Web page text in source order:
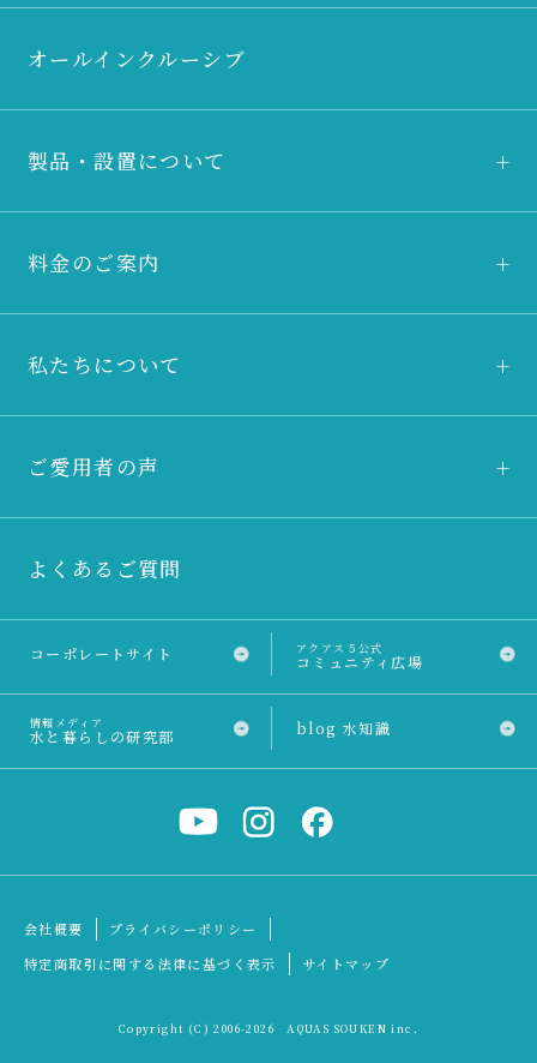
オールインクルーシブ
製品・設置について
料金のご案内
私たちについて
ご愛用者の声
よくあるご質問
コーポレートサイト アクアス５公式
コミュニティ広場
情報メディア
水と暮らしの研究部 blog 水知識
会社概要
プライバシーポリシー
特定商取引に関する法律に基づく表示
サイトマップ
Copyright (C) 2006-2026 AQUAS SOUKEN inc.